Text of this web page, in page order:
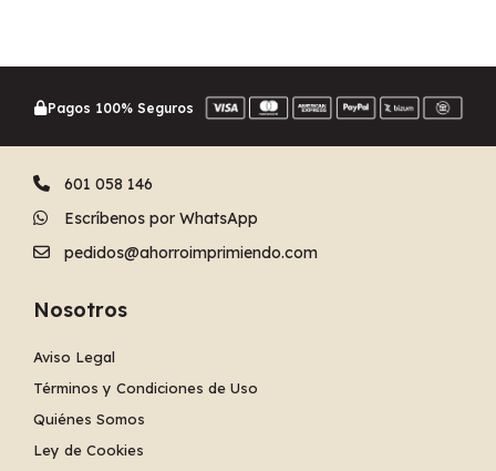
Pagos 100% Seguros
601 058 146
Escríbenos por WhatsApp
pedidos@ahorroimprimiendo.com
Nosotros
Aviso Legal
Términos y Condiciones de Uso
Quiénes Somos
Ley de Cookies